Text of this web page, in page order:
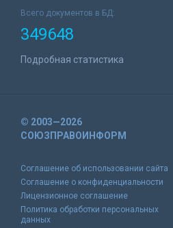
Всего документов в БД:
349648
Подробная статистика
© 2003—2026
СОЮЗПРАВОИНФОРМ
Соглашение об использовании сайта
Соглашение о конфиденциальности
Лицензионное соглашение
Политика обработки персональных
данных